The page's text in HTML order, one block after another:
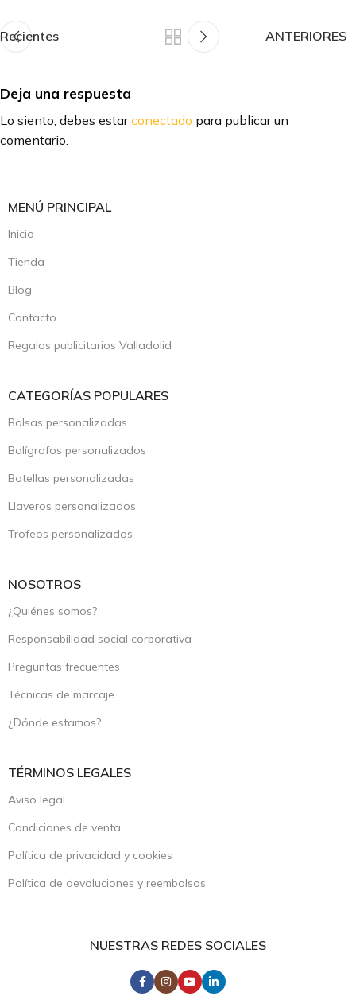
Recientes ANTERIORES
Deja una respuesta
Lo siento, debes estarconectado para publicar un
comentario.
MENÚ PRINCIPAL
Inicio
Tienda
Blog
Contacto
Regalos publicitarios Valladolid
CATEGORÍAS POPULARES
Bolsas personalizadas
Bolígrafos personalizados
Botellas personalizadas
Llaveros personalizados
Trofeos personalizados
NOSOTROS
¿Quiénes somos?
Responsabilidad social corporativa
Preguntas frecuentes
Técnicas de marcaje
¿Dónde estamos?
TÉRMINOS LEGALES
Aviso legal
Condiciones de venta
Política de privacidad y cookies
Política de devoluciones y reembolsos
NUESTRAS REDES SOCIALES